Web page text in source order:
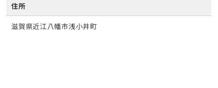
住所
滋賀県近江八幡市浅小井町